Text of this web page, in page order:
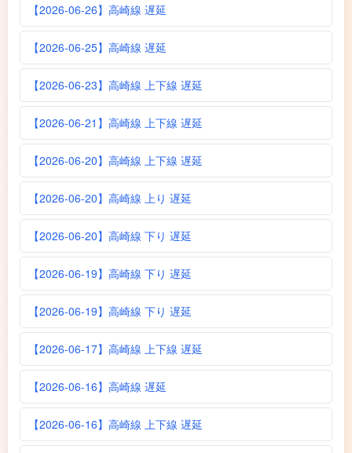
【2026-06-26】高崎線 遅延
【2026-06-25】高崎線 遅延
【2026-06-23】高崎線 上下線 遅延
【2026-06-21】高崎線 上下線 遅延
【2026-06-20】高崎線 上下線 遅延
【2026-06-20】高崎線 上り 遅延
【2026-06-20】高崎線 下り 遅延
【2026-06-19】高崎線 下り 遅延
【2026-06-19】高崎線 下り 遅延
【2026-06-17】高崎線 上下線 遅延
【2026-06-16】高崎線 遅延
【2026-06-16】高崎線 上下線 遅延